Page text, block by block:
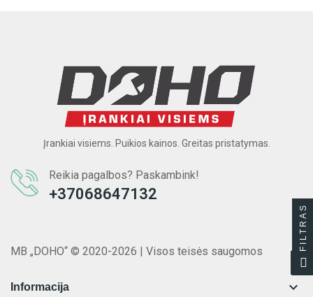
Įrankiai visiems. Puikios kainos. Greitas pristatymas.
Reikia pagalbos? Paskambink!
+37068647132
MB „DOHO“ © 2020-2026 | Visos teisės saugomos
Informacija 
FILTRAS